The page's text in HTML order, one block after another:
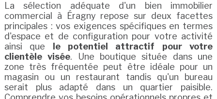
La sélection adéquate d'un bien immobilier
commercial à Éragny repose sur deux facettes
principales : vos exigences spécifiques en termes
d'espace et de configuration pour votre activité
ainsi que
le potentiel attractif pour votre
clientèle visée. Une boutique située dans une
zone très fréquentée peut être idéale pour un
magasin ou un restaurant tandis qu'un bureau
serait plus adapté dans un quartier paisible.